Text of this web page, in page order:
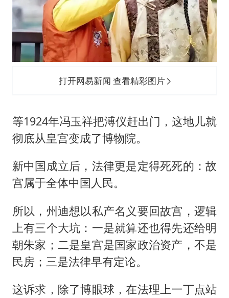
打开网易新闻 查看精彩图片
等1924年冯玉祥把溥仪赶出门，这地儿就
彻底从皇宫变成了博物院。
新中国成立后，法律更是定得死死的：故
宫属于全体中国人民。
所以，州迪想以私产名义要回故宫，逻辑
上有三个大坑：一是就算还也得先还给明
朝朱家；二是皇宫是国家政治资产，不是
民房；三是法律早有定论。
这诉求，除了博眼球，在法理上一丁点站